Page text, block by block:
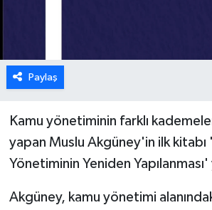
Paylaş
Kamu yönetiminin farklı
yapan Muslu Akgüney'in ilk
Yönetiminin Yeniden Yapılanması'
Akgüney, kamu yönetimi
İÇ HABERLER
KÜLTÜR SANAT
LEFKOŞA